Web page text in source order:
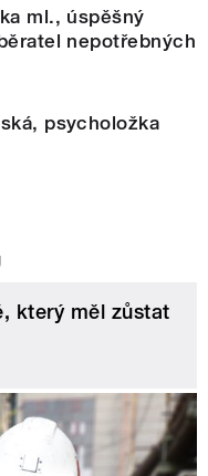
ml., úspěšný
nepotřebných
psycholožka
který měl zůstat